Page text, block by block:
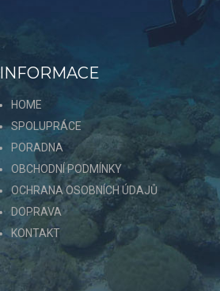
INFORMACE
HOME
SPOLUPRÁCE
PORADNA
OBCHODNÍ PODMÍNKY
OCHRANA OSOBNÍCH ÚDAJŮ
DOPRAVA
KONTAKT